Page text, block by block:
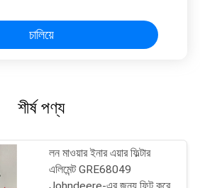
চালিয়ে
শীর্ষ পণ্য
লন মাওয়ার ইনার এয়ার ফিল্টার
এলিমেন্ট GRE68049